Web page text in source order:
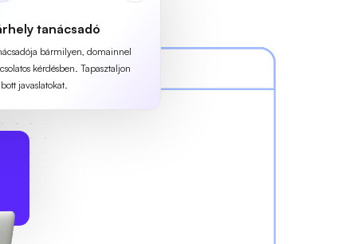
tanácsadó
bármilyen, domainnel
kérdésben. Tapasztaljon
javaslatokat.